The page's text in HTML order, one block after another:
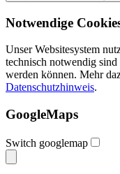
Notwendige
Unser Websitesystem
technisch notwendig
werden können. Mehr
Datenschutzhinweis.
GoogleMaps
Switch googlemap